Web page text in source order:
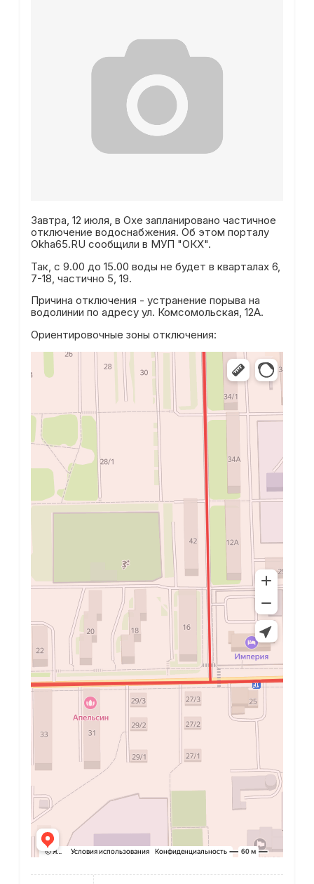
Завтра, 12 июля, в Охе запланировано частичное
отключение водоснабжения. Об этом порталу
Okha65.RU сообщили в МУП "ОКХ".
Так, с 9.00 до 15.00 воды не будет в кварталах 6,
7-18, частично 5, 19.
Причина отключения - устранение порыва на
водолинии по адресу ул. Комсомольская, 12А.
Ориентировочные зоны отключения: